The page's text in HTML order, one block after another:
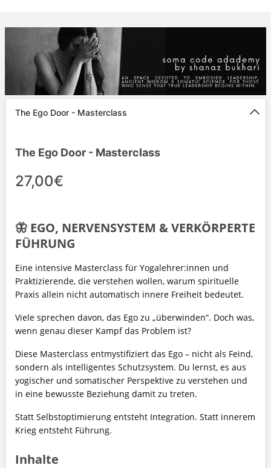
The Ego Door - Masterclass
The Ego Door - Masterclass
27,00€
🦋 EGO, NERVENSYSTEM & VERKÖRPERTE
FÜHRUNG
Eine intensive Masterclass für Yogalehrer:innen und
Praktizierende, die verstehen wollen, warum spirituelle
Praxis allein nicht automatisch innere Freiheit bedeutet.
Viele sprechen davon, das Ego zu „überwinden“. Doch was,
wenn genau dieser Kampf das Problem ist?
Diese Masterclass entmystifiziert das Ego – nicht als Feind,
sondern als intelligentes Schutzsystem. Du lernst, es aus
yogischer und somatischer Perspektive zu verstehen und
in eine bewusste Beziehung damit zu treten.
Statt Selbstoptimierung entsteht Integration. Statt innerem
Krieg entsteht Führung.
Inhalte